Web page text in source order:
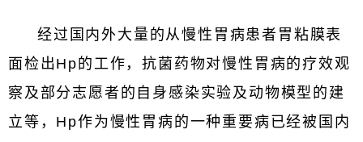
经过国内外大量的从慢性胃病患者胃粘膜表
面检出Hp的工作，抗菌药物对慢性胃病的疗效观
察及部分志愿者的自身感染实验及动物模型的建
立等，Hp作为慢性胃病的一种重要病已经被国内